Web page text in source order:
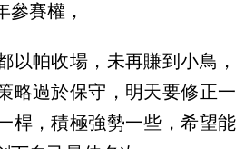
參賽權，
以帕收場，未再賺到小鳥，
略過於保守，明天要修正一
桿，積極強勢一些，希望能